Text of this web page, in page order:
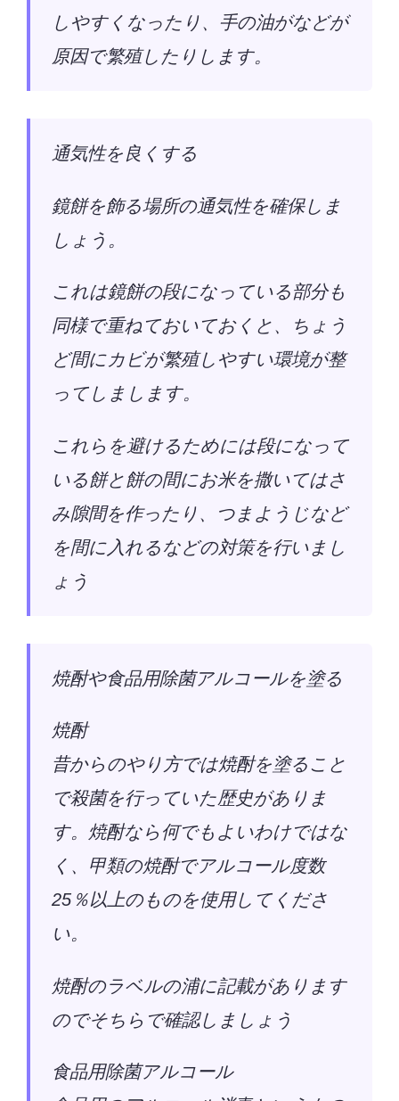
しやすくなったり、手の油がなどが
原因で繁殖したりします。
通気性を良くする
鏡餅を飾る場所の通気性を確保しま
しょう。
これは鏡餅の段になっている部分も
同様で重ねておいておくと、ちょう
ど間にカビが繁殖しやすい環境が整
ってしまします。
これらを避けるためには段になって
いる餅と餅の間にお米を撒いてはさ
み隙間を作ったり、つまようじなど
を間に入れるなどの対策を行いまし
ょう
焼酎や食品用除菌アルコールを塗る
焼酎
昔からのやり方では焼酎を塗ること
で殺菌を行っていた歴史がありま
す。焼酎なら何でもよいわけではな
く、甲類の焼酎でアルコール度数
25％以上のものを使用してくださ
い。
焼酎のラベルの浦に記載があります
のでそちらで確認しましょう
食品用除菌アルコール